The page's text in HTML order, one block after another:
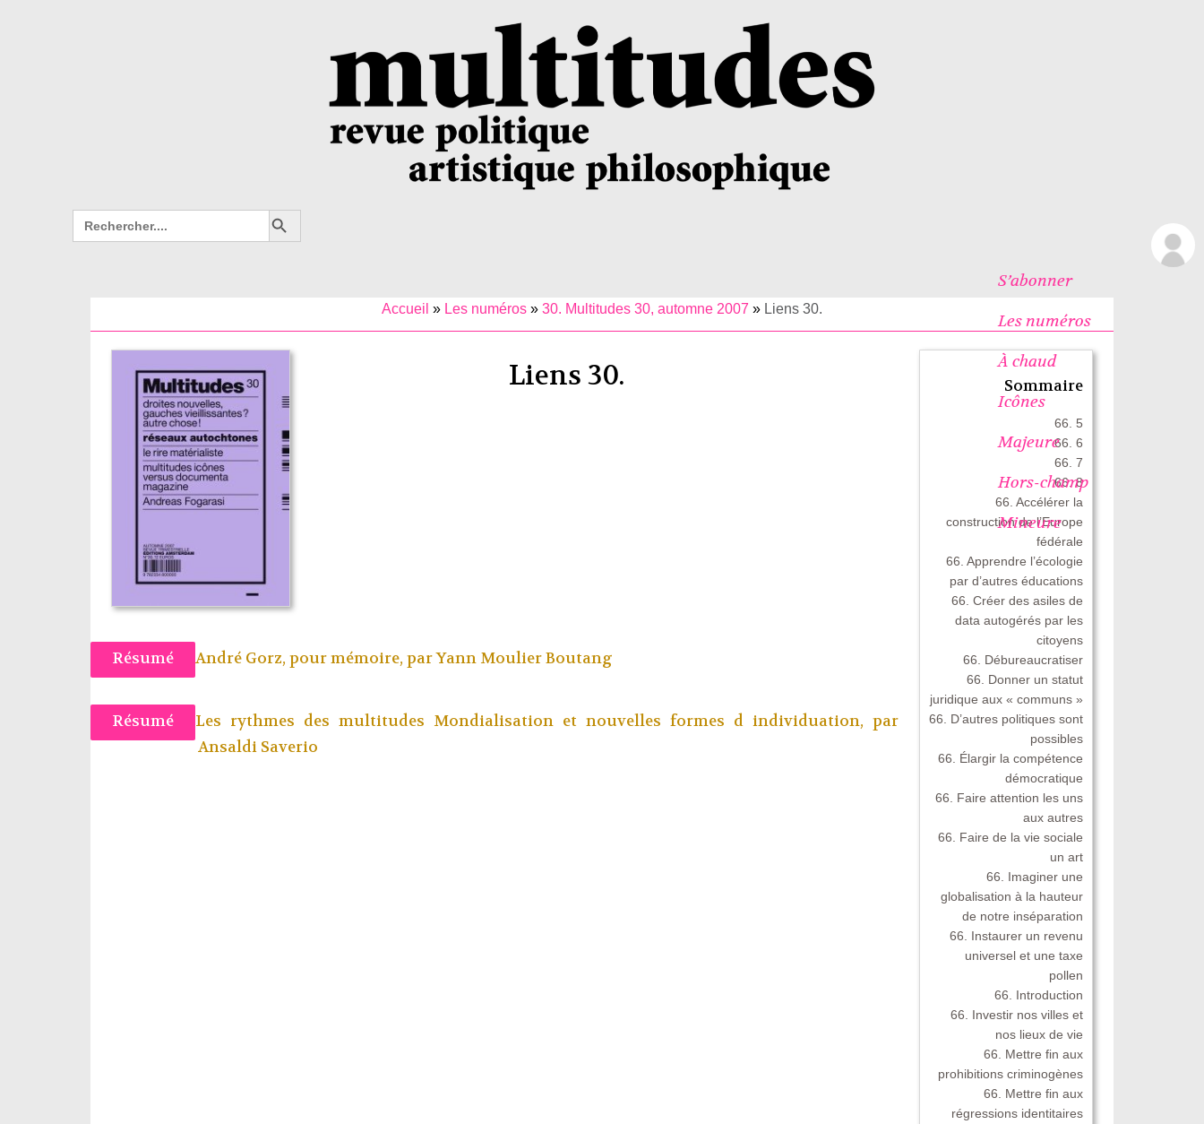
Search
for:
Search Button
S’abonner
Les numéros
À chaud
Icônes
Majeure
Hors-champ
Mineure
Accueil » Les numéros» 30. Multitudes 30, automne 2007 » Liens 30.
Liens 30. Sommaire
66. 5
66. 6
66. 7
66. 8
66. Accélérer la
construction de l’Europe
fédérale
66. Apprendre l’écologie
par d’autres éducations
66. Créer des asiles de
data autogérés par les
citoyens
66. Débureaucratiser
66. Donner un statut
juridique aux « communs »
66. D’autres politiques sont
possibles
66. Élargir la compétence
démocratique
66. Faire attention les uns
aux autres
66. Faire de la vie sociale
un art
66. Imaginer une
globalisation à la hauteur
de notre inséparation
66. Instaurer un revenu
universel et une taxe
pollen
66. Introduction
66. Investir nos villes et
nos lieux de vie
66. Mettre fin aux
prohibitions criminogènes
66. Mettre fin aux
régressions identitaires
Résumé André Gorz, pour mémoire, parYann Moulier Boutang
Résumé
Les rythmes des multitudes Mondialisation et nouvelles formes d individuation, par
Ansaldi Saverio